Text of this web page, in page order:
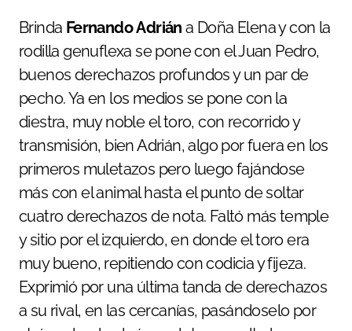
Brinda FernandoAdrián a Doña Elena y con la
rodilla genuflexa se pone con el Juan Pedro,
buenos derechazos profundos y un par de
pecho. Ya en los medios se pone con la
diestra, muy noble el toro, con recorrido y
transmisión, bien Adrián, algo por fuera en los
primeros muletazos pero luego fajándose
más con el animal hasta el punto de soltar
cuatro derechazos de nota. Faltó más temple
y sitio por el izquierdo, en donde el toro era
muy bueno, repitiendo con codicia y fijeza.
Exprimió por una última tanda de derechazos
a su rival, en las cercanías, pasándoselo por